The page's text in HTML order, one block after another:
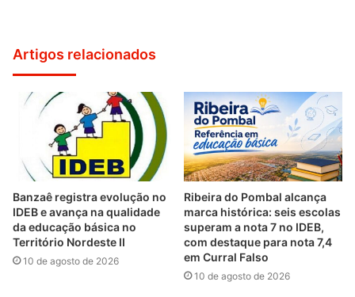
Artigos relacionados
Banzaê registra evolução no
IDEB e avança na qualidade
da educação básica no
Território Nordeste II
10 de agosto de 2026
Ribeira do Pombal alcança
marca histórica: seis escolas
superam a nota 7 no IDEB,
com destaque para nota 7,4
em Curral Falso
10 de agosto de 2026